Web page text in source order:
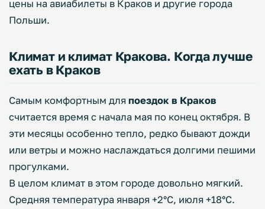
цены на авиабилеты в Краков и другие города
Польши.
Климат и климат Кракова. Когда лучше
ехать в Краков
Самым комфортным для поездок в Краков
считается время с начала мая по конец октября. В
эти месяцы особенно тепло, редко бывают дожди
или ветры и можно наслаждаться долгими пешими
прогулками.
В целом климат в этом городе довольно мягкий.
Средняя температура января +2°C, июля +18°C.